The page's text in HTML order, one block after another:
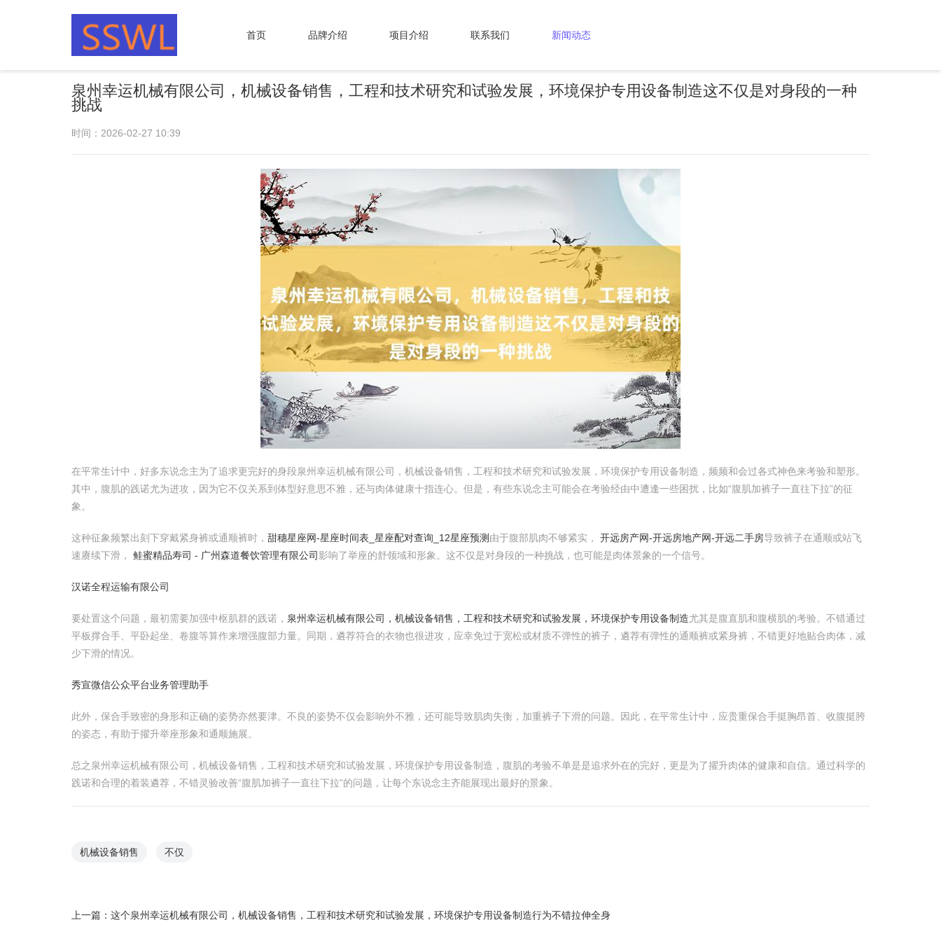
首页 品牌介绍 项目介绍 联系我们 新闻动态
泉州幸运机械有限公司，机械设备销售，工程和技术研究和试验发展，环境保护专用设备制造这不仅是对身段的一种
挑战
时间：2026-02-27 10:39
在平常生计中，好多东说念主为了追求更完好的身段泉州幸运机械有限公司，机械设备销售，工程和技术研究和试验发展，环境保护专用设备制造，频频和会过各式神色来考验和塑形。
其中，腹肌的践诺尤为进攻，因为它不仅关系到体型好意思不雅，还与肉体健康十指连心。但是，有些东说念主可能会在考验经由中遭逢一些困扰，比如“腹肌加裤子一直往下拉”的征
象。
这种征象频繁出刻下穿戴紧身裤或通顺裤时， 甜穗星座网-星座时间表_星座配对查询_12星座预测 由于腹部肌肉不够紧实， 开远房产网-开远房地产网-开远二手房导致裤子在通顺或站飞
速赓续下滑， 鲑蜜精品寿司 - 广州森道餐饮管理有限公司 影响了举座的舒领域和形象。这不仅是对身段的一种挑战，也可能是肉体景象的一个信号。
汉诺全程运输有限公司
要处置这个问题，最初需要加强中枢肌群的践诺， 泉州幸运机械有限公司，机械设备销售，工程和技术研究和试验发展，环境保护专用设备制造尤其是腹直肌和腹横肌的考验。不错通过
平板撑合手、平卧起坐、卷腹等算作来增强腹部力量。同期，遴荐符合的衣物也很进攻，应幸免过于宽松或材质不弹性的裤子，遴荐有弹性的通顺裤或紧身裤，不错更好地贴合肉体，减
少下滑的情况。
秀宣微信公众平台业务管理助手
此外，保合手致密的身形和正确的姿势亦然要津。不良的姿势不仅会影响外不雅，还可能导致肌肉失衡，加重裤子下滑的问题。因此，在平常生计中，应贵重保合手挺胸昂首、收腹挺胯
的姿态，有助于擢升举座形象和通顺施展。
总之泉州幸运机械有限公司，机械设备销售，工程和技术研究和试验发展，环境保护专用设备制造，腹肌的考验不单是是追求外在的完好，更是为了擢升肉体的健康和自信。通过科学的
践诺和合理的着装遴荐，不错灵验改善“腹肌加裤子一直往下拉”的问题，让每个东说念主齐能展现出最好的景象。
机械设备销售 不仅
上一篇： 这个泉州幸运机械有限公司，机械设备销售，工程和技术研究和试验发展，环境保护专用设备制造行为不错拉伸全身